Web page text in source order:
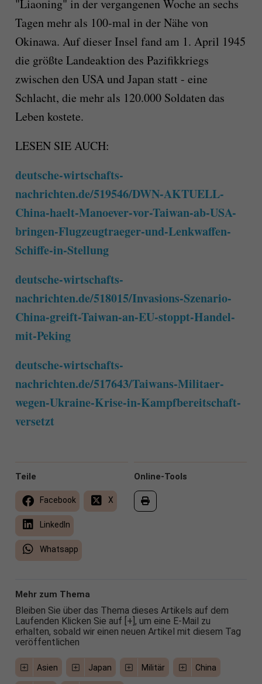
"Liaoning" in der vergangenen Woche an sechs
Tagen mehr als 100-mal in der Nähe von
Okinawa. Auf dieser Insel fand am 1. April 1945
die größte Landeaktion des Pazifikkriegs
zwischen den USA und Japan statt - eine
Schlacht, die mehr als 120.000 Soldaten das
Leben kostete.
LESEN SIE AUCH:
deutsche-wirtschafts-
nachrichten.de/519546/DWN-AKTUELL-
China-haelt-Manoever-vor-Taiwan-ab-USA-
bringen-Flugzeugtraeger-und-Lenkwaffen-
Schiffe-in-Stellung
deutsche-wirtschafts-
nachrichten.de/518015/Invasions-Szenario-
China-greift-Taiwan-an-EU-stoppt-Handel-
mit-Peking
deutsche-wirtschafts-
nachrichten.de/517643/Taiwans-Militaer-
wegen-Ukraine-Krise-in-Kampfbereitschaft-
versetzt
Online-Tools
Teile
Facebook X
LinkedIn
Whatsapp
Mehr zum Thema
Bleiben Sie über das Thema dieses Artikels auf dem
Laufenden Klicken Sie auf [+], um eine E-Mail zu
erhalten, sobald wir einen neuen Artikel mit diesem Tag
veröffentlichen
Asien Japan Militär China